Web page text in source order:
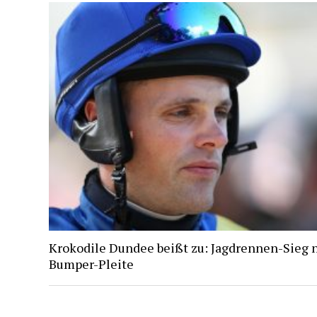
Krokodile Dundee beißt zu: Jagdrennen-Sieg
Bumper-Pleite